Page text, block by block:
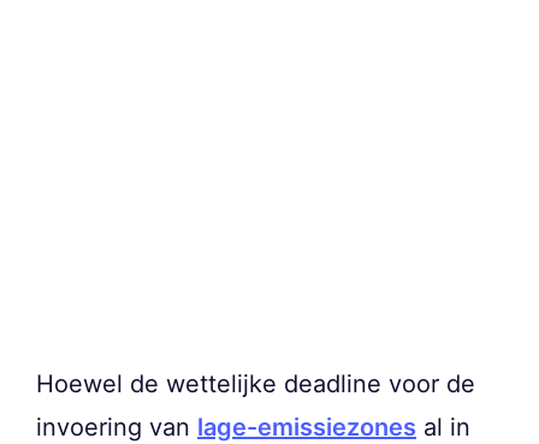
Hoewel de wettelijke deadline voor de
invoering van lage-emissiezones al in